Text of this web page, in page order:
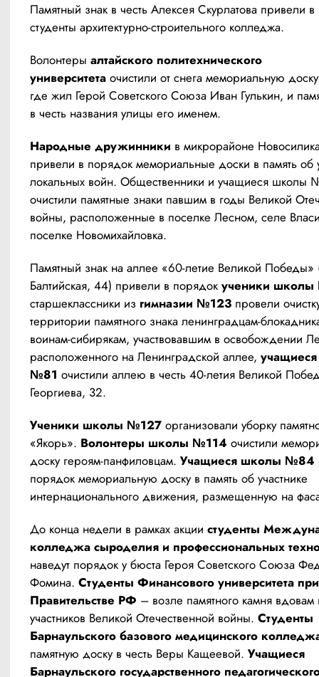
Памятный знак в честь Алексея Скурлатова привели
студенты архитектурно-строительного колледжа.
Волонтеры алтайского политехнического
университета очистили от снега мемориальную
где жил Герой Советского Союза Иван Гулькин, и
в честь названия улицы его именем.
Народные дружинники в микрорайоне
привели в порядок мемориальные доски в память об
локальных войн. Общественники и учащиеся школы
очистили памятные знаки павшим в годы Великой
войны, расположенные в поселке Лесном, селе
поселке Новомихайловка.
Памятный знак на аллее «60-летие Великой Победы»
Балтийская, 44) привели в порядок ученики
старшеклассники из гимназии №123 провели
территории памятного знака ленинградцам-
воинам-сибирякам, участвовавшим в освобождении
расположенного на Ленинградской аллее,
№81 очистили аллею в честь 40-летия Великой
Георгиева, 32.
Ученики школы №127 организовали уборку
«Якорь». Волонтеры школы №114 очистили
доску героям-панфиловцам. Учащиеся школы №84
порядок мемориальную доску в память об участнике
интернационального движения, размещенную на
До конца недели в рамках акции студенты
колледжа сыроделия и профессиональных
наведут порядок у бюста Героя Советского Союза
Фомина. Студенты Финансового университета при
Правительстве РФ – возле памятного камня
участников Великой Отечественной войны. Студенты
Барнаульского базового медицинского
памятную доску в честь Веры Кащеевой. Учащиеся
Барнаульского государственного